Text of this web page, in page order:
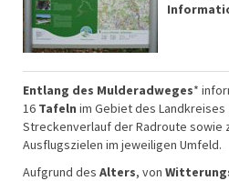
Entlang des Mulderadweges*
16 Tafeln im Gebiet des Landkreises
Streckenverlauf der Radroute sowie
Ausflugszielen im jeweiligen Umfeld.
Aufgrund des Alters, von